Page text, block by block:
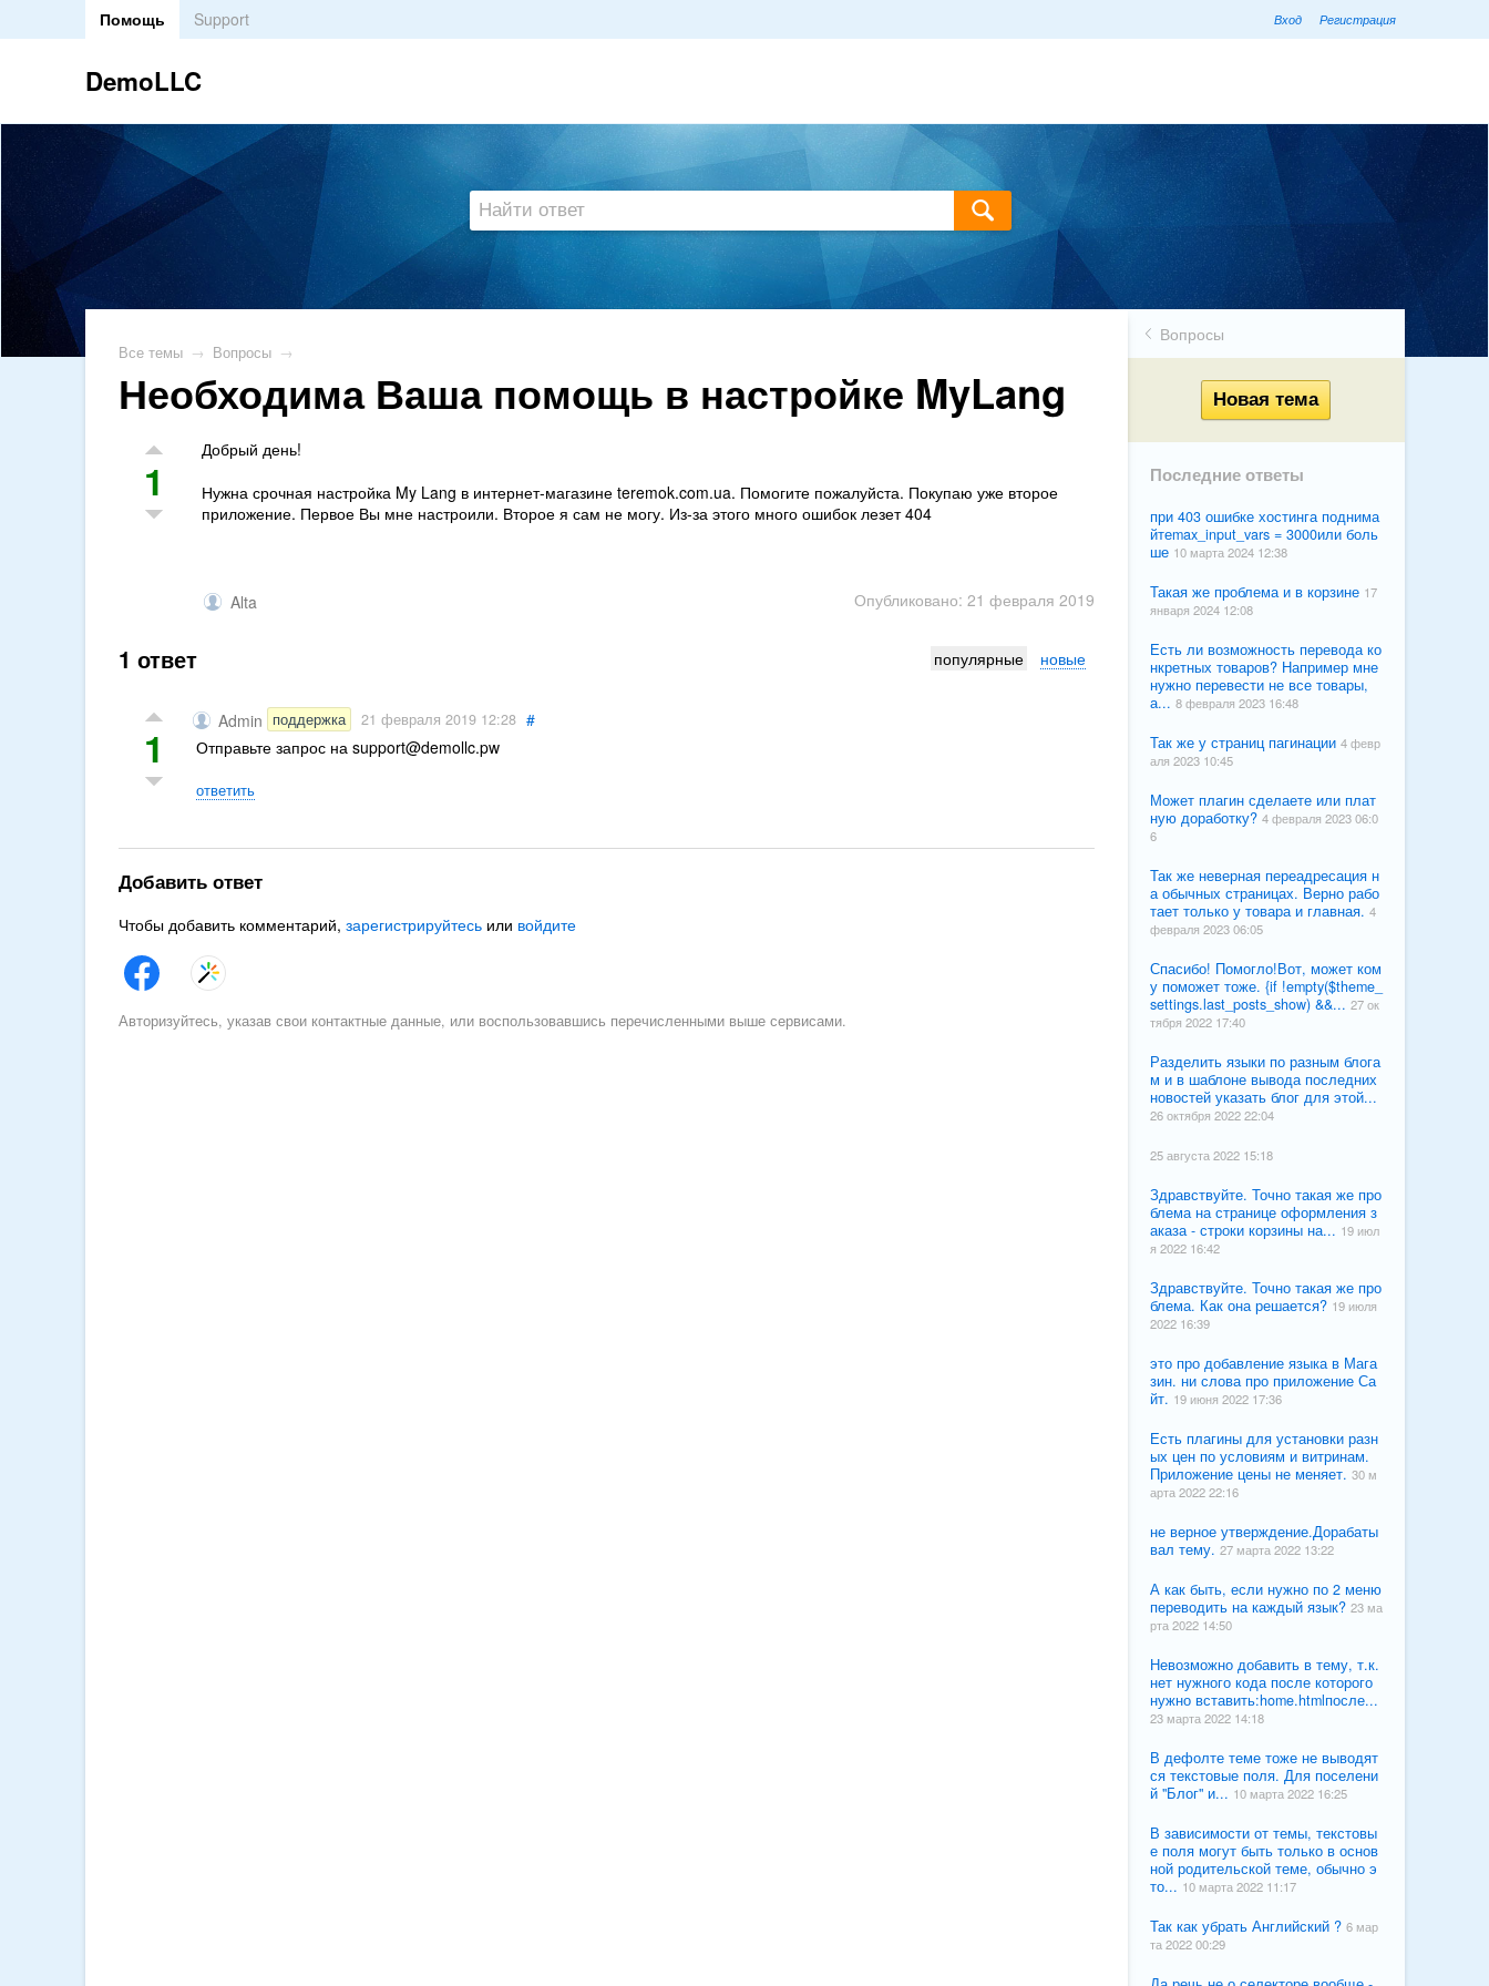
Помощь Support Вход Регистрация
DemoLLC
Вопросы
Последние ответы
при 403 ошибке хостинга поднима
йтеmax_input_vars = 3000или боль
ше 10 марта 2024 12:38
Такая же проблема и в корзине 17
января 2024 12:08
Есть ли возможность перевода ко
нкретных товаров? Например мне
нужно перевести не все товары,
а... 8 февраля 2023 16:48
Так же у страниц пагинации 4 февр
аля 2023 10:45
Может плагин сделаете или плат
ную доработку? 4 февраля 2023 06:0
6
Так же неверная переадресация н
а обычных страницах. Верно рабо
тает только у товара и главная. 4
февраля 2023 06:05
Спасибо! Помогло!Вот, может ком
у поможет тоже. {if !empty($theme_
settings.last_posts_show) &&... 27 ок
тября 2022 17:40
Разделить языки по разным блога
м и в шаблоне вывода последних
новостей указать блог для этой...
26 октября 2022 22:04
25 августа 2022 15:18
Здравствуйте. Точно такая же про
блема на странице оформления з
аказа - строки корзины на... 19 июл
я 2022 16:42
Здравствуйте. Точно такая же про
блема. Как она решается? 19 июля
2022 16:39
это про добавление языка в Мага
зин. ни слова про приложение Са
йт. 19 июня 2022 17:36
Есть плагины для установки разн
ых цен по условиям и витринам.
Приложение цены не меняет. 30 м
арта 2022 22:16
не верное утверждение.Дорабаты
вал тему. 27 марта 2022 13:22
А как быть, если нужно по 2 меню
переводить на каждый язык? 23 ма
рта 2022 14:50
Невозможно добавить в тему, т.к.
нет нужного кода после которого
нужно вставить:home.htmlпосле...
23 марта 2022 14:18
В дефолте теме тоже не выводят
ся текстовые поля. Для поселени
й "Блог" и... 10 марта 2022 16:25
В зависимости от темы, текстовы
е поля могут быть только в основ
ной родительской теме, обычно э
то... 10 марта 2022 11:17
Так как убрать Английский ? 6 мар
та 2022 00:29
Все темы → Вопросы →
Необходима Ваша помощь в настройке MyLang
1
Добрый день!
Нужна срочная настройка My Lang в интернет-магазине teremok.com.ua. Помогите пожалуйста. Покупаю уже второе
приложение. Первое Вы мне настроили. Второе я сам не могу. Из-за этого много ошибок лезет 404
Опубликовано: 21 февраля 2019
Alta
1 ответ популярные новые
1
Admin поддержка 21 февраля 2019 12:28 #
Отправьте запрос на support@demollc.pw
ответить
Добавить ответ
Чтобы добавить комментарий, зарегистрируйтесьили войдите
Авторизуйтесь, указав свои контактные данные, или воспользовавшись перечисленными выше сервисами.